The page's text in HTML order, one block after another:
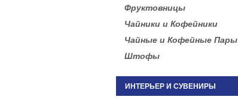
Фруктовницы
Чайники и Кофейники
Чайные и Кофейные Пары
Штофы
ИНТЕРЬЕР И СУВЕНИРЫ